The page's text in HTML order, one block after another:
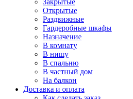
Закрытые
Открытые
Раздвижные
Гардеробные шкафы
Назначение
В комнату
В нишу
В спальню
В частный дом
На балкон
Доставка и оплата